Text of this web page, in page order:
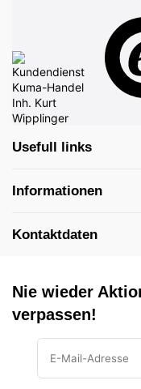
Usefull links
Informationen
Kontaktdaten
Nie wieder
verpassen!